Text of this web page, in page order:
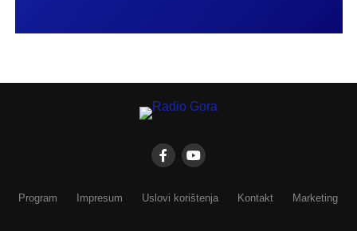
Program Impresum Uslovi korištenja Kontakt Marketing